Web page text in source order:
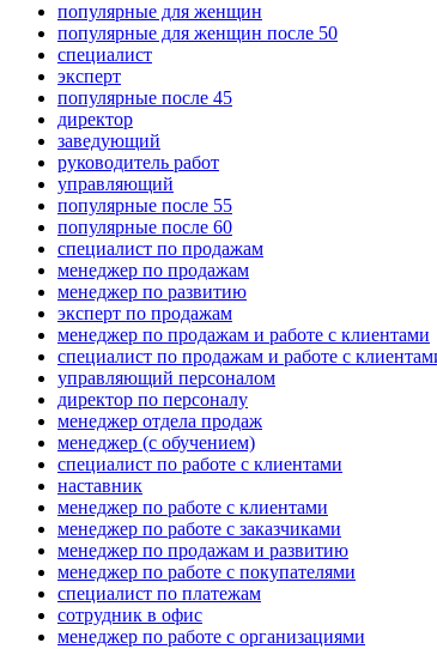
популярные для женщин
популярные для женщин после 50
специалист
эксперт
популярные после 45
директор
заведующий
руководитель работ
управляющий
популярные после 55
популярные после 60
специалист по продажам
менеджер по продажам
менеджер по развитию
эксперт по продажам
менеджер по продажам и работе с клиентами
специалист по продажам и работе с
управляющий персоналом
директор по персоналу
менеджер отдела продаж
менеджер (с обучением)
специалист по работе с клиентами
наставник
менеджер по работе с клиентами
менеджер по работе с заказчиками
менеджер по продажам и развитию
менеджер по работе с покупателями
специалист по платежам
сотрудник в офис
менеджер по работе с организациями